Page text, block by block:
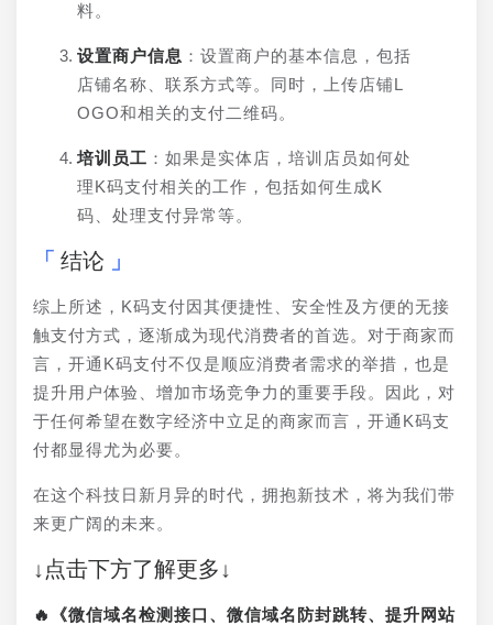
料。
设置商户信息 ：设置商户的基本信息，包括
店铺名称、联系方式等。同时，上传店铺L
OGO和相关的支付二维码。
培训员工 ：如果是实体店，培训店员如何处
理K码支付相关的工作，包括如何生成K
码、处理支付异常等。
结论
综上所述，K码支付因其便捷性、安全性及方便的无接
触支付方式，逐渐成为现代消费者的首选。对于商家而
言，开通K码支付不仅是顺应消费者需求的举措，也是
提升用户体验、增加市场竞争力的重要手段。因此，对
于任何希望在数字经济中立足的商家而言，开通K码支
付都显得尤为必要。
在这个科技日新月异的时代，拥抱新技术，将为我们带
来更广阔的未来。
↓点击下方了解更多↓
🔥《微信域名检测接口、微信域名防封跳转、提升网站